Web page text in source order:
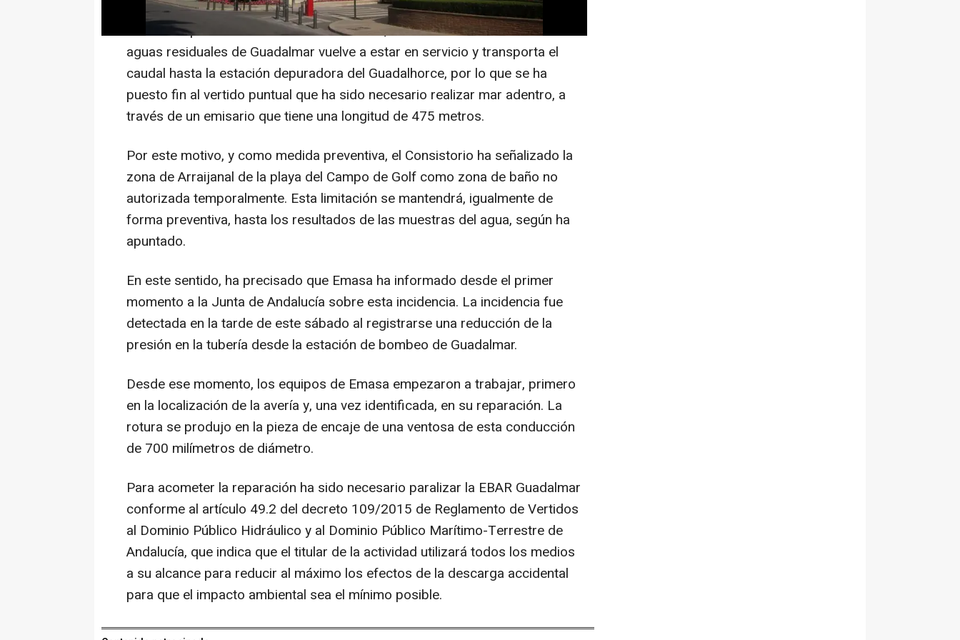
Así lo ha comunicado el ayuntamiento malagueño en una nota, donde ha
detallado que una vez resuelta la incidencia, la estación de bombeo de
aguas residuales de Guadalmar vuelve a estar en servicio y transporta el
caudal hasta la estación depuradora del Guadalhorce, por lo que se ha
puesto fin al vertido puntual que ha sido necesario realizar mar adentro, a
través de un emisario que tiene una longitud de 475 metros.
Por este motivo, y como medida preventiva, el Consistorio ha señalizado la
zona de Arraijanal de la playa del Campo de Golf como zona de baño no
autorizada temporalmente. Esta limitación se mantendrá, igualmente de
forma preventiva, hasta los resultados de las muestras del agua, según ha
apuntado.
En este sentido, ha precisado que Emasa ha informado desde el primer
momento a la Junta de Andalucía sobre esta incidencia. La incidencia fue
detectada en la tarde de este sábado al registrarse una reducción de la
presión en la tubería desde la estación de bombeo de Guadalmar.
Desde ese momento, los equipos de Emasa empezaron a trabajar, primero
en la localización de la avería y, una vez identificada, en su reparación. La
rotura se produjo en la pieza de encaje de una ventosa de esta conducción
de 700 milímetros de diámetro.
Para acometer la reparación ha sido necesario paralizar la EBAR Guadalmar
conforme al artículo 49.2 del decreto 109/2015 de Reglamento de Vertidos
al Dominio Público Hidráulico y al Dominio Público Marítimo-Terrestre de
Andalucía, que indica que el titular de la actividad utilizará todos los medios
a su alcance para reducir al máximo los efectos de la descarga accidental
para que el impacto ambiental sea el mínimo posible.